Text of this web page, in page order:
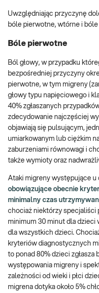
Uwzględniając przyczynę
bóle pierwotne, wtórne i
Bóle pierwotne
Ból głowy, w przypadku
bezpośredniej przyczyny
pierwotne, w tym migreny
głowy typu napięciowego i
40% zgłaszanych
zdecydowanie najczęściej
objawiają się pulsującym,
umiarkowanym lub ciężkim
zaburzeniami równowagi i
także wymioty oraz
Ataki migreny występujące
obowiązujące obecnie
minimalny czas
chociaż niektórzy specjaliści
minimum 30 minut dla dzieci
dla wszystkich dzieci.
kryteriów diagnostycznych
to ponad 80% dzieci
występowania migreny i
zależności od wieki i płci
migrena dotyka około 5%